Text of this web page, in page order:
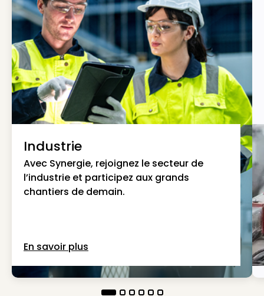
Industrie
Avec Synergie, rejoignez le secteur de
l’industrie et participez aux grands
chantiers de demain.
En savoir plus